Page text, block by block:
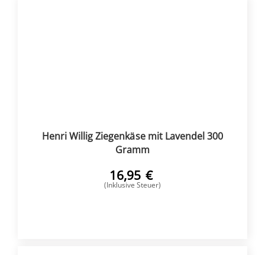
Henri Willig Ziegenkäse mit Lavendel 300
Gramm
16,95 €
(Inklusive Steuer)